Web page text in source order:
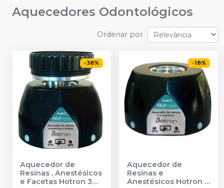
Aquecedores Odontológicos
Ordenar por
-38%
Aquecedor de
Resinas , Anestésicos
e Facetas Hotron 3
-18%
Aquecedor de
Resinas e
Anestésicos Hotron 2